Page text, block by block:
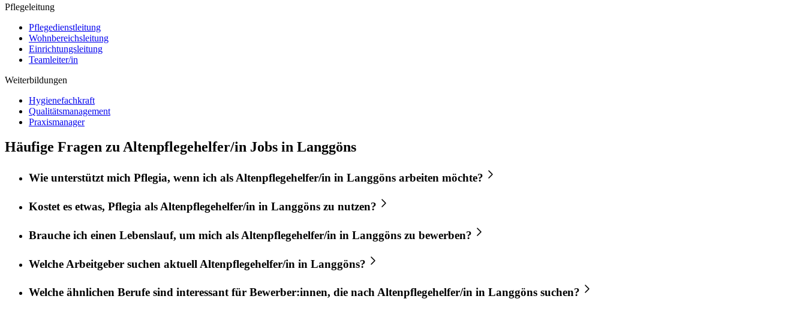
Pflegeleitung
Pflegedienstleitung
Wohnbereichsleitung
Einrichtungsleitung
Teamleiter/in
Weiterbildungen
Hygienefachkraft
Qualitätsmanagement
Praxismanager
Häufige Fragen zu Altenpflegehelfer/in Jobs in Langgöns
Wie unterstützt mich Pflegia, wenn ich alsAltenpflegehelfer/in in Langgöns arbeiten möchte?
Kostet es etwas, Pflegia als Altenpflegehelfer/in in Langgöns zu nutzen?
Brauche ich einen Lebenslauf, um mich als Altenpflegehelfer/in in Langgöns zu bewerben?
Welche Arbeitgeber suchen aktuell Altenpflegehelfer/in in Langgöns?
Welche ähnlichen Berufe sind interessant für Bewerber:innen, die nachAltenpflegehelfer/in in Langgöns suchen?